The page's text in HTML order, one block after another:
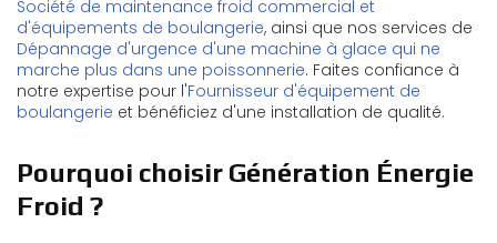
Société de maintenance froid commercial et
d'équipements de boulangerie, ainsi que nos services de
Dépannage d'urgence d'une machine à glace qui ne
marche plus dans une poissonnerie. Faites confiance à
notre expertise pour l'Fournisseur d'équipement de
boulangerie et bénéficiez d'une installation de qualité.
Pourquoi choisir Génération Énergie
Froid ?